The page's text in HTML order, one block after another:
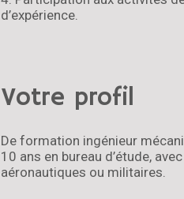
d’expérience.
Votre profil
De formation ingénieur
10 ans en bureau d’étude,
aéronautiques ou militaires.